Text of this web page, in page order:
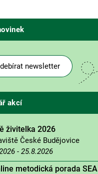
newsletter
akcí
živitelka 2026
České Budějovice
- 25.8.2026
metodická porada SEA